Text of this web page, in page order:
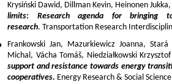
Krysiński Dawid, Dillman Kevin, Heinonen
limits: Research agenda for bringing
research. Transportation Research
Frankowski Jan, Mazurkiewicz Joanna,
Michal, Vácha Tomáš, Niedziałkowski
support and resistance towards energy
cooperatives. Energy Research & Social